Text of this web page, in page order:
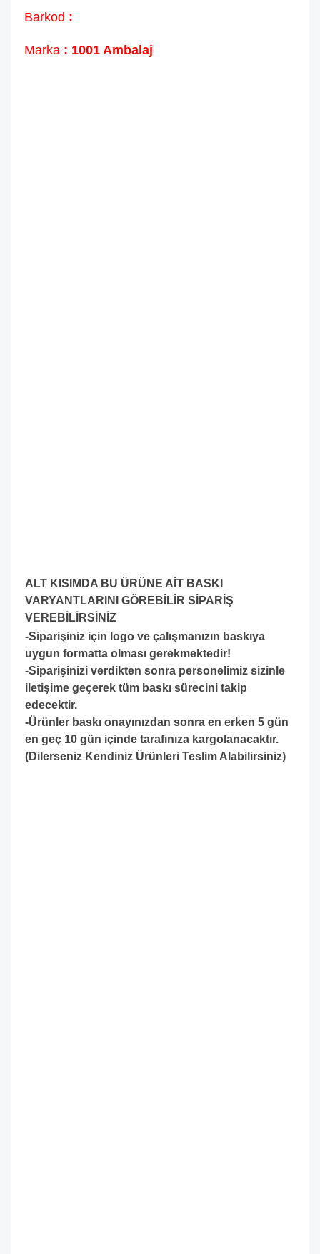
Barkod :
Marka : 1001 Ambalaj
ALT KISIMDA BU ÜRÜNE AİT BASKI
VARYANTLARINI GÖREBİLİR SİPARİŞ
VEREBİLİRSİNİZ
-Siparişiniz için logo ve çalışmanızın baskıya
uygun formatta olması gerekmektedir!
-Siparişinizi verdikten sonra personelimiz sizinle
iletişime geçerek tüm baskı sürecini takip
edecektir.
-Ürünler baskı onayınızdan sonra en erken 5 gün
en geç 10 gün içinde tarafınıza kargolanacaktır.
(Dilerseniz Kendiniz Ürünleri Teslim Alabilirsiniz)